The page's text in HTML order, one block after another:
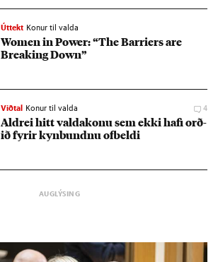
Úttekt Konur til valda
Women in Power: “The Barriers are
Break­ing Down”
Viðtal Konur til valda 4
Aldrei hitt valda­konu sem ekki hafi orð­
ið fyr­ir kyn­bundnu of­beldi